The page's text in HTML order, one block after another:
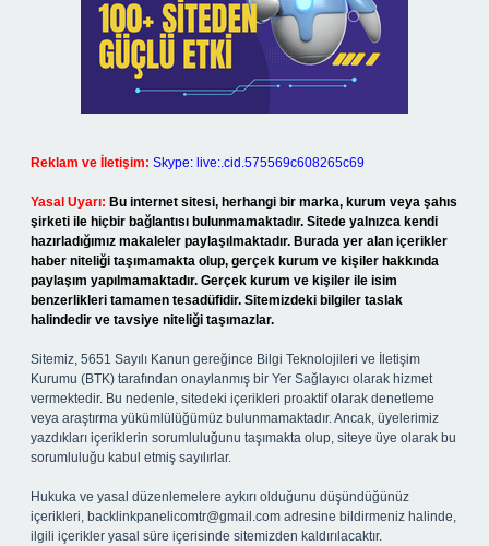
Reklam ve İletişim: Skype: live:.cid.575569c608265c69
Yasal Uyarı: Bu internet sitesi, herhangi bir marka, kurum veya şahıs
şirketi ile hiçbir bağlantısı bulunmamaktadır. Sitede yalnızca kendi
hazırladığımız makaleler paylaşılmaktadır. Burada yer alan içerikler
haber niteliği taşımamakta olup, gerçek kurum ve kişiler hakkında
paylaşım yapılmamaktadır. Gerçek kurum ve kişiler ile isim
benzerlikleri tamamen tesadüfidir. Sitemizdeki bilgiler taslak
halindedir ve tavsiye niteliği taşımazlar.
Sitemiz, 5651 Sayılı Kanun gereğince Bilgi Teknolojileri ve İletişim
Kurumu (BTK) tarafından onaylanmış bir Yer Sağlayıcı olarak hizmet
vermektedir. Bu nedenle, sitedeki içerikleri proaktif olarak denetleme
veya araştırma yükümlülüğümüz bulunmamaktadır. Ancak, üyelerimiz
yazdıkları içeriklerin sorumluluğunu taşımakta olup, siteye üye olarak bu
sorumluluğu kabul etmiş sayılırlar.
Hukuka ve yasal düzenlemelere aykırı olduğunu düşündüğünüz
içerikleri, backlinkpanelicomtr@gmail.com adresine bildirmeniz halinde,
ilgili içerikler yasal süre içerisinde sitemizden kaldırılacaktır.